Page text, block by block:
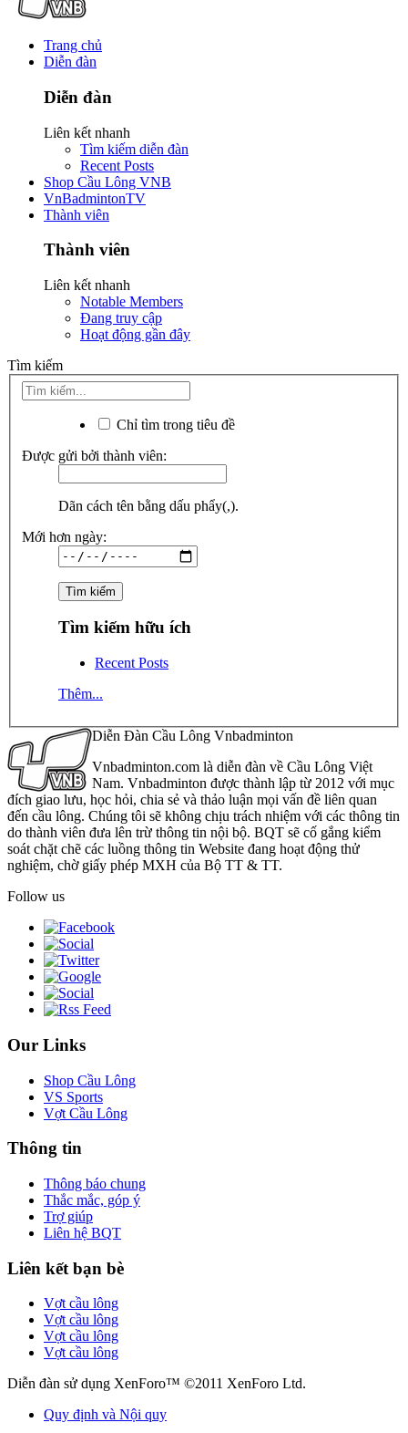
Trang chủ
Diễn đàn
Diễn đàn
Liên kết nhanh
Tìm kiếm diễn đàn
Recent Posts
Shop Cầu Lông VNB
VnBadmintonTV
Thành viên
Thành viên
Liên kết nhanh
Notable Members
Đang truy cập
Hoạt động gần đây
Tìm kiếm
Chỉ tìm trong tiêu đề
Được gửi bởi thành viên:
Dãn cách tên bằng dấu phẩy(,).
Mới hơn ngày:
Tìm kiếm hữu ích
Recent Posts
Thêm...
Diễn Đàn Cầu Lông Vnbadminton
Vnbadminton.com là diễn đàn về Cầu Lông Việt
Nam. Vnbadminton được thành lập từ 2012 với mục
đích giao lưu, học hỏi, chia sẻ và thảo luận mọi vấn đề liên quan
đến cầu lông. Chúng tôi sẽ không chịu trách nhiệm với các thông tin
do thành viên đưa lên trừ thông tin nội bộ. BQT sẽ cố gắng kiểm
soát chặt chẽ các luồng thông tin Website đang hoạt động thử
nghiệm, chờ giấy phép MXH của Bộ TT & TT.
Follow us
Our Links
Shop Cầu Lông
VS Sports
Vợt Cầu Lông
Thông tin
Thông báo chung
Thắc mắc, góp ý
Trợ giúp
Liên hệ BQT
Liên kết bạn bè
Vợt cầu lông
Vợt cầu lông
Vợt cầu lông
Vợt cầu lông
Diễn đàn sử dụng XenForo™ ©2011 XenForo Ltd.
Quy định và Nội quy